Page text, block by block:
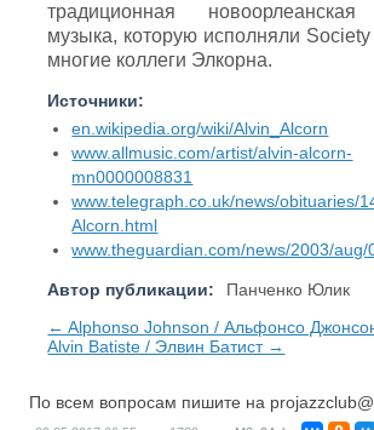
традиционная новоорлеанская
музыка, которую исполняли
многие коллеги Элкорна.
Источники:
en.wikipedia.org/wiki/Alvin_Alcorn
www.allmusic.com/artist/alvin-alcorn-
mn0000008831
www.telegraph.co.uk/news/obituaries/
Alcorn.html
www.theguardian.com/news/2003/
Автор публикации:
Панченко Юлик
← Alphonso Johnson / Альфонсо
Alvin Batiste / Элвин Батист →
По всем вопросам пишите на